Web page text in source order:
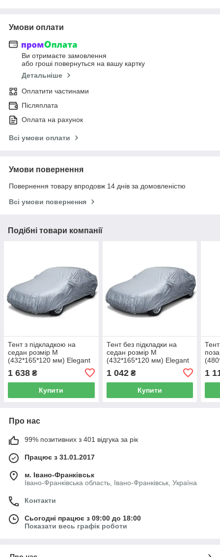
Умови оплати
Ви отримаєте замовлення
або гроші повернуться на вашу картку
Детальніше
Оплатити частинами
Післяплата
Оплата на рахунок
Всі умови оплати
Умови повернення
Повернення товару впродовж 14 днів за домовленістю
Всі умови повернення
Подібні товари компанії
Тент з підкладкою на
седан розмір М
(432*165*120 мм) Elegant
1 638 ₴
Купити
Тент без підкладки на
седан розмір М
(432*165*120 мм) Elegant
1 042₴
Купити
100
1
Про нас
99% позитивних з 401 відгука за рік
Працює з 31.01.2017
м. Івано-Франківськ
Івано-Франківська область, Івано-Франківськ, Україна
Контакти
Сьогодні працює з 09:00 до 18:00
Показати весь графік роботи